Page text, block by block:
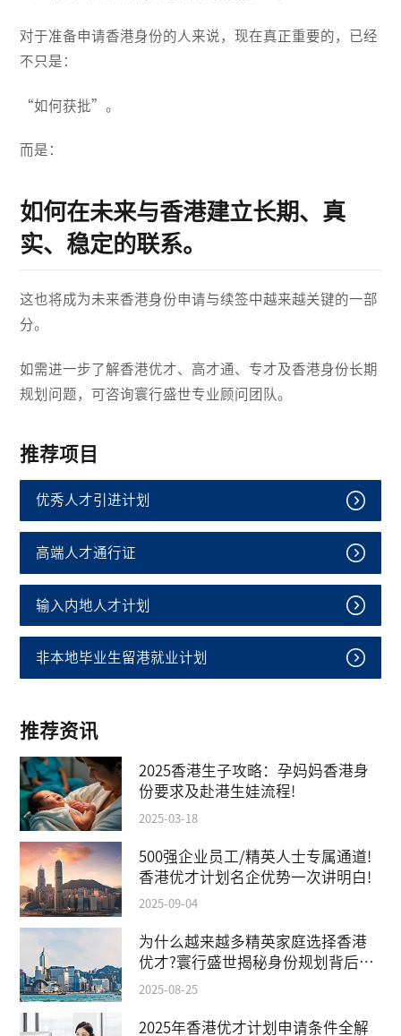
对于准备申请香港身份的人来说，现在真正重要的，已经
不只是：
“如何获批”。
而是：
如何在未来与香港建立长期、真
实、稳定的联系。
这也将成为未来香港身份申请与续签中越来越关键的一部
分。
如需进一步了解香港优才、高才通、专才及香港身份长期
规划问题，可咨询寰行盛世专业顾问团队。
推荐项目
优秀人才引进计划
高端人才通行证
输入内地人才计划
非本地毕业生留港就业计划
推荐资讯
2025香港生子攻略：孕妈妈香港身
份要求及赴港生娃流程!
2025-03-18
500强企业员工/精英人士专属通道!
香港优才计划名企优势一次讲明白!
2025-09-04
为什么越来越多精英家庭选择香港
优才?寰行盛世揭秘身份规划背后的
教育红利
2025-08-25
2025年香港优才计划申请条件全解